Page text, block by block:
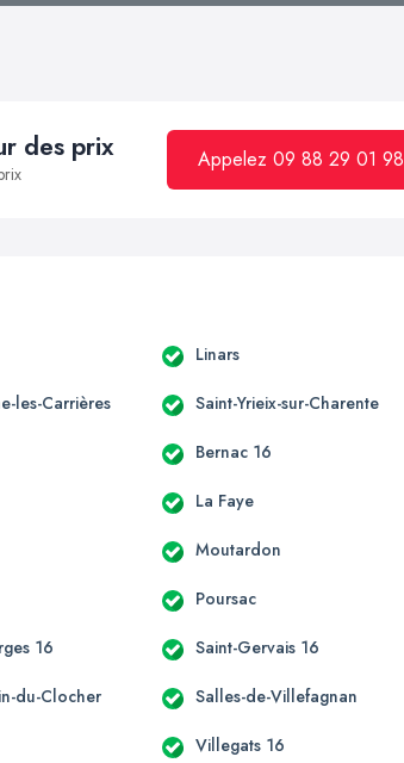
des prix Appelez 09 88 29 01 98
Linars
les-Carrières Saint-Yrieix-sur-Charente
Bernac 16
La Faye
Moutardon
Poursac
16 Saint-Gervais 16
du-Clocher Salles-de-Villefagnan
Villegats 16